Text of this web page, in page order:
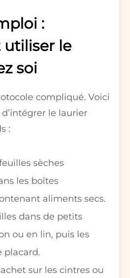
:
le
soi
compliqué. Voici
le laurier
:
sèches
les boîtes
aliments secs.
dans de petits
ou en lin, puis les
placard.
sur les cintres ou